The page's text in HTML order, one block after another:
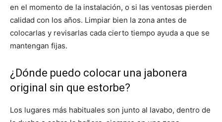
en el momento de la instalación, o si las ventosas pierden
calidad con los años. Limpiar bien la zona antes de
colocarlas y revisarlas cada cierto tiempo ayuda a que se
mantengan fijas.
¿Dónde puedo colocar una jabonera
original sin que estorbe?
Los lugares más habituales son junto al lavabo, dentro de